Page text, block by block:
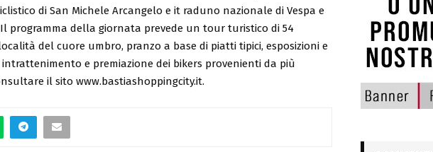
di San Michele Arcangelo e it raduno nazionale di Vespa e
Il programma della giornata prevede un tour turistico di 54
del cuore umbro, pranzo a base di piatti tipici, esposizioni e
e premiazione dei bikers provenienti da più
il sito www.bastiashoppingcity.it.